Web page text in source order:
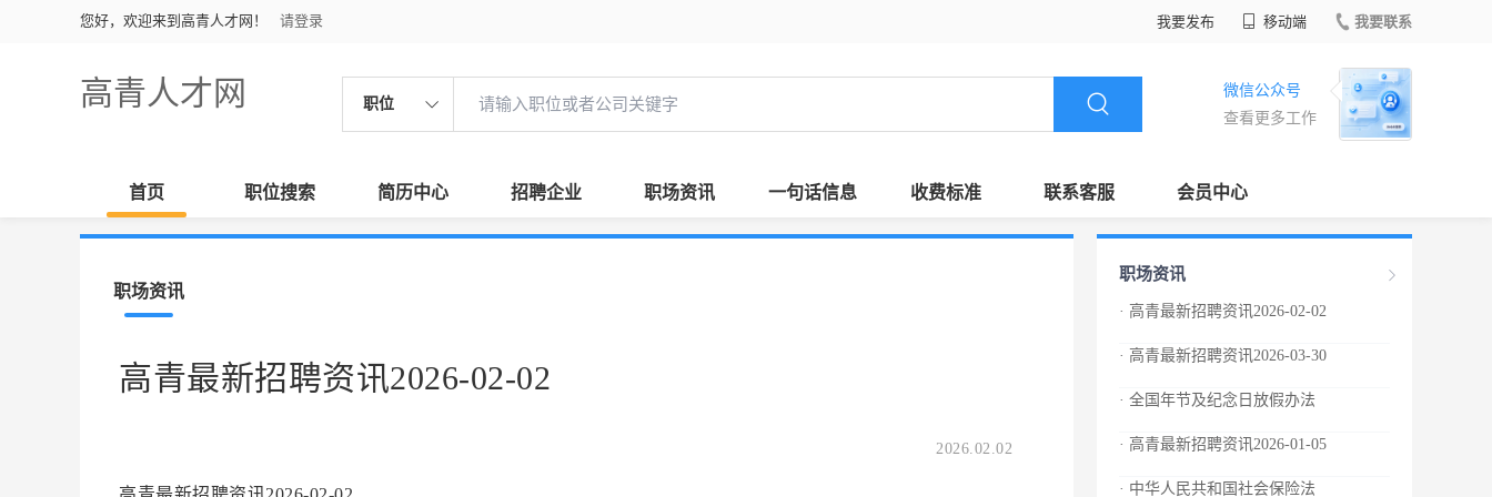
您好，欢迎来到高青人才网！ 请登录 我要发布 移动端 我要联系
高青人才网 职位
微信公众号
查看更多工作
首页 职位搜索 简历中心 招聘企业 职场资讯 一句话信息 收费标准 联系客服 会员中心
职场资讯
高青最新招聘资讯2026-02-02
2026.02.02
职场资讯
· 高青最新招聘资讯2026-02-02
· 高青最新招聘资讯2026-03-30
· 全国年节及纪念日放假办法
· 高青最新招聘资讯2026-01-05
· 中华人民共和国社会保险法